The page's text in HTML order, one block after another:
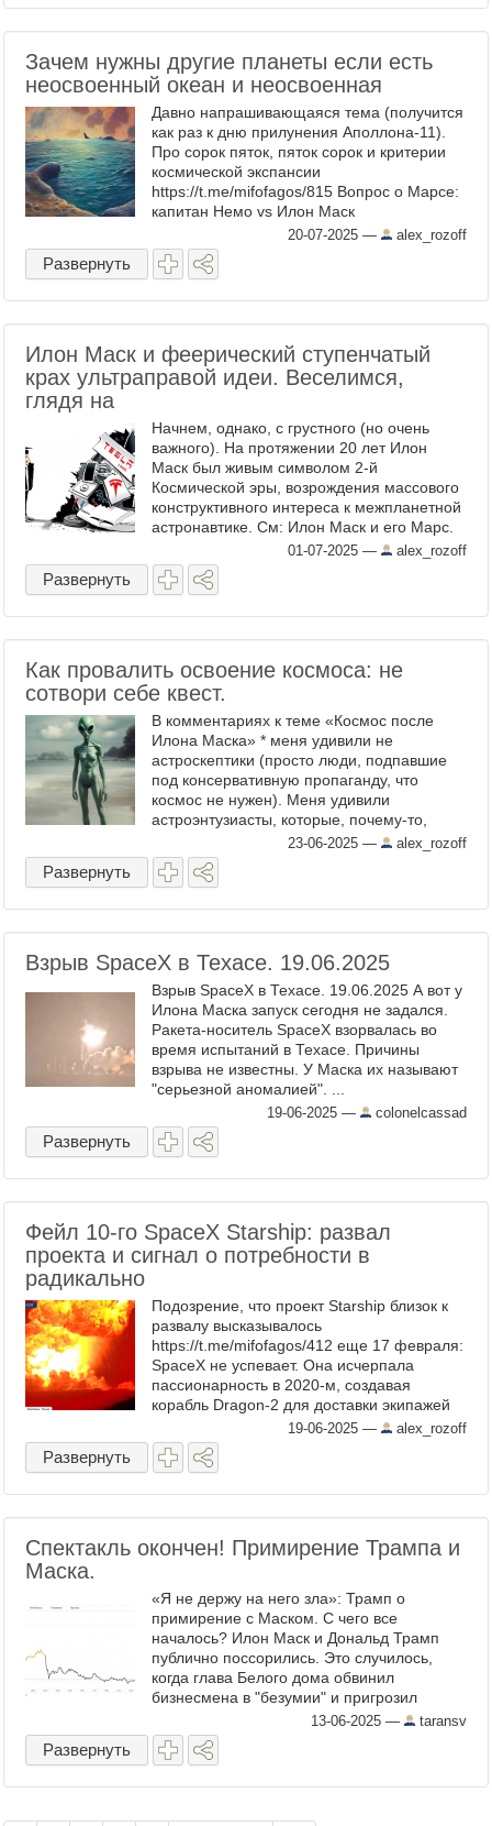
Зачем нужны другие планеты если есть
неосвоенный океан и неосвоенная
Давно напрашивающаяся тема (получится
как раз к дню прилунения Аполлона-11).
Про со‌рок пя‌ток, пято‌к соро‌к и критерии
космической экспансии
https://t.me/mifofagos/815 Вопрос о Марсе:
капитан Немо vs Илон Маск
https://t.me/mifofagos/811 Е-нот ищет в
Антарктике альтернативу ...
20-07-2025 — alex_rozoff
Развернуть
Илон Маск и феерический ступенчатый
крах ультраправой идеи. Веселимся,
глядя на
Начнем, однако, с грустного (но очень
важного). На протяжении 20 лет Илон
Маск был живым символом 2-й
Космической эры, возрождения массового
конструктивного интереса к межпланетной
астронавтике. См: Илон Маск и его Марс.
Будьте реалистами - обещайте
невозможное. ...
01-07-2025 — alex_rozoff
Развернуть
Как провалить освоение космоса: не
сотвори себе квест.
В комментариях к теме «Космос после
Илона Маска» * меня удивили не
астроскептики (просто люди, подпавшие
под консервативную пропаганду, что
космос не нужен). Меня удивили
астроэнтузиасты, которые, почему-то,
убеждены, что освоение космоса должно
выглядеть, как квест**. Типа: избранные ...
23-06-2025 — alex_rozoff
Развернуть
Взрыв SpaceX в Техасе. 19.06.2025
Взрыв SpaceX в Техасе. 19.06.2025 А вот у
Илона Маска запуск сегодня не задался.
Ракета-носитель SpaceX взорвалась во
время испытаний в Техасе. Причины
взрыва не известны. У Маска их называют
"серьезной аномалией". ...
19-06-2025 — colonelcassad
Развернуть
Фейл 10-го SpaceX Starship: развал
проекта и сигнал о потребности в
радикально
Подозрение, что проект Starship близок к
развалу высказывалось
https://t.me/mifofagos/412 еще 17 февраля:
SpaceX не успевает. Она исчерпала
пассионарность в 2020-м, создавая
корабль Dragon-2 для доставки экипажей
на МКС. Дела с межпланетным кораблем
Starship идут уже рутинно, как в ...
19-06-2025 — alex_rozoff
Развернуть
Спектакль окончен! Примирение Трампа и
Маска.
«Я не держу на него зла»: Трамп о
примирение с Маском. С чего все
началось? Илон Маск и Дональд Трамп
публично поссорились. Это случилось,
когда глава Белого дома обвинил
бизнесмена в "безумии" и пригрозил
лишить его компанию правительственных
контрактов, тот в ответ поддержал идею ...
13-06-2025 — taransv
Развернуть